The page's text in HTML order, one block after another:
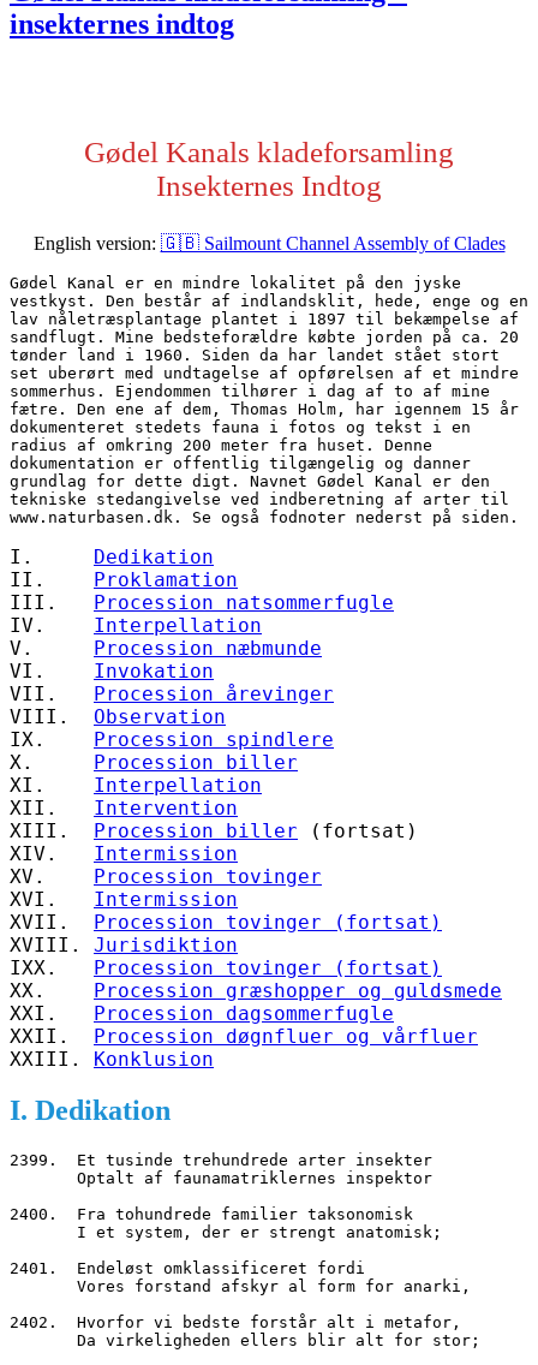
insekternes indtog
Gødel Kanals kladeforsamling
Insekternes Indtog
English version: 🇬🇧 Sailmount Channel Assembly of Clades
Gødel Kanal er en mindre lokalitet på den jyske
vestkyst. Den består af indlandsklit, hede, enge og en
lav nåletræsplantage plantet i 1897 til bekæmpelse af
sandflugt. Mine bedsteforældre købte jorden på ca. 20
tønder land i 1960. Siden da har landet stået stort
set uberørt med undtagelse af opførelsen af et mindre
sommerhus. Ejendommen tilhører i dag af to af mine
fætre. Den ene af dem, Thomas Holm, har igennem 15 år
dokumenteret stedets fauna i fotos og tekst i en
radius af omkring 200 meter fra huset. Denne
dokumentation er offentlig tilgængelig og danner
grundlag for dette digt. Navnet Gødel Kanal er den
tekniske stedangivelse ved indberetning af arter til
www.naturbasen.dk. Se også fodnoter nederst på siden.
I. Dedikation
II. Proklamation
III. Procession natsommerfugle
IV. Interpellation
V. Procession næbmunde
VI. Invokation
VII. Procession årevinger
VIII. Observation
IX. Procession spindlere
X. Procession biller
XI. Interpellation
XII. Intervention
XIII. Procession biller (fortsat)
XIV. Intermission
XV. Procession tovinger
XVI. Intermission
XVII. Procession tovinger (fortsat)
XVIII. Jurisdiktion
IXX. Procession tovinger (fortsat)
XX. Procession græshopper og guldsmede
XXI. Procession dagsommerfugle
XXII. Procession døgnfluer og vårfluer
XXIII. Konklusion
I. Dedikation
2399.  Et tusinde trehundrede arter insekter
       Optalt af faunamatriklernes inspektor
2400.  Fra tohundrede familier taksonomisk
       I et system, der er strengt anatomisk;
2401.  Endeløst omklassificeret fordi
       Vores forstand afskyr al form for anarki,
2402.  Hvorfor vi bedste forstår alt i metafor,
       Da virkeligheden ellers blir alt for stor;